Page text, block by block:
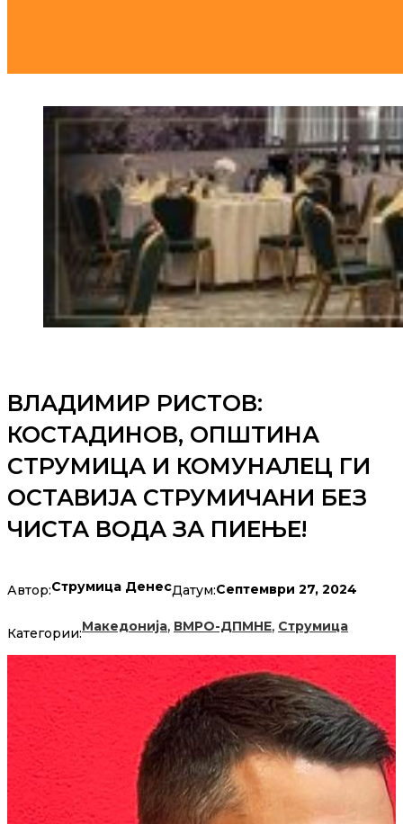
ВЛАДИМИР РИСТОВ:
КОСТАДИНОВ, ОПШТИНА
СТРУМИЦА И КОМУНАЛЕЦ ГИ
ОСТАВИЈА СТРУМИЧАНИ БЕЗ
ЧИСТА ВОДА ЗА ПИЕЊЕ!
Автор:Струмица ДенесДатум:Септември 27, 2024
Категории:Македонија, ВМРО-ДПМНЕ, Струмица